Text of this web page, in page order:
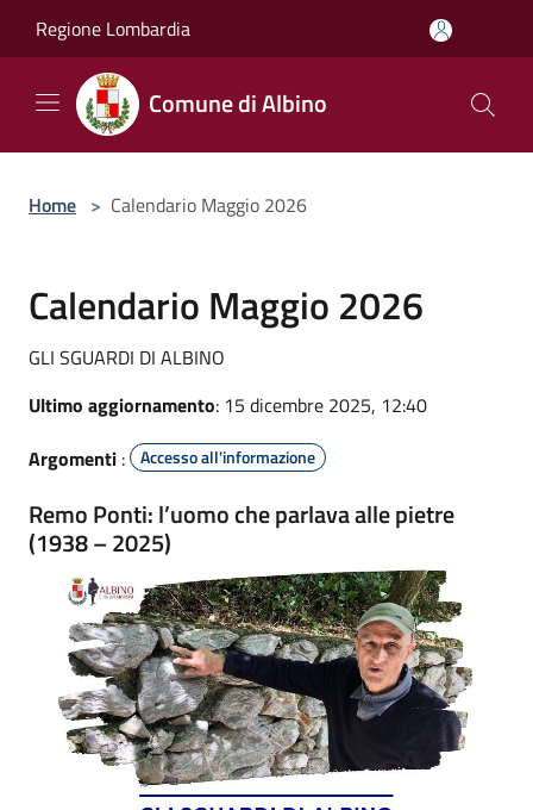
Regione Lombardia
Comune di Albino
Home > Calendario Maggio 2026
Calendario Maggio 2026
GLI SGUARDI DI ALBINO
Ultimo aggiornamento: 15 dicembre 2025, 12:40
Argomenti : Accesso all'informazione
Remo Ponti: l’uomo che parlava alle pietre
(1938 – 2025)